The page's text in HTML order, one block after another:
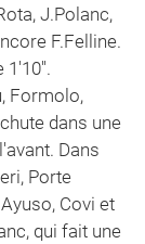
J.Polanc,
F.Felline.
1'10''.
Formolo,
dans une
Dans
Porte
Covi et
qui fait une